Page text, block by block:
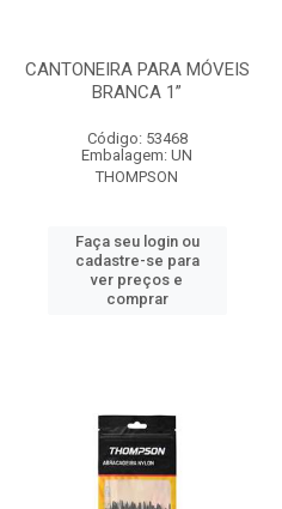
CANTONEIRA PARA MÓVEIS
BRANCA 1”
Código: 53468
Embalagem: UN
THOMPSON
Faça seu login ou
cadastre-se para
ver preços e
comprar